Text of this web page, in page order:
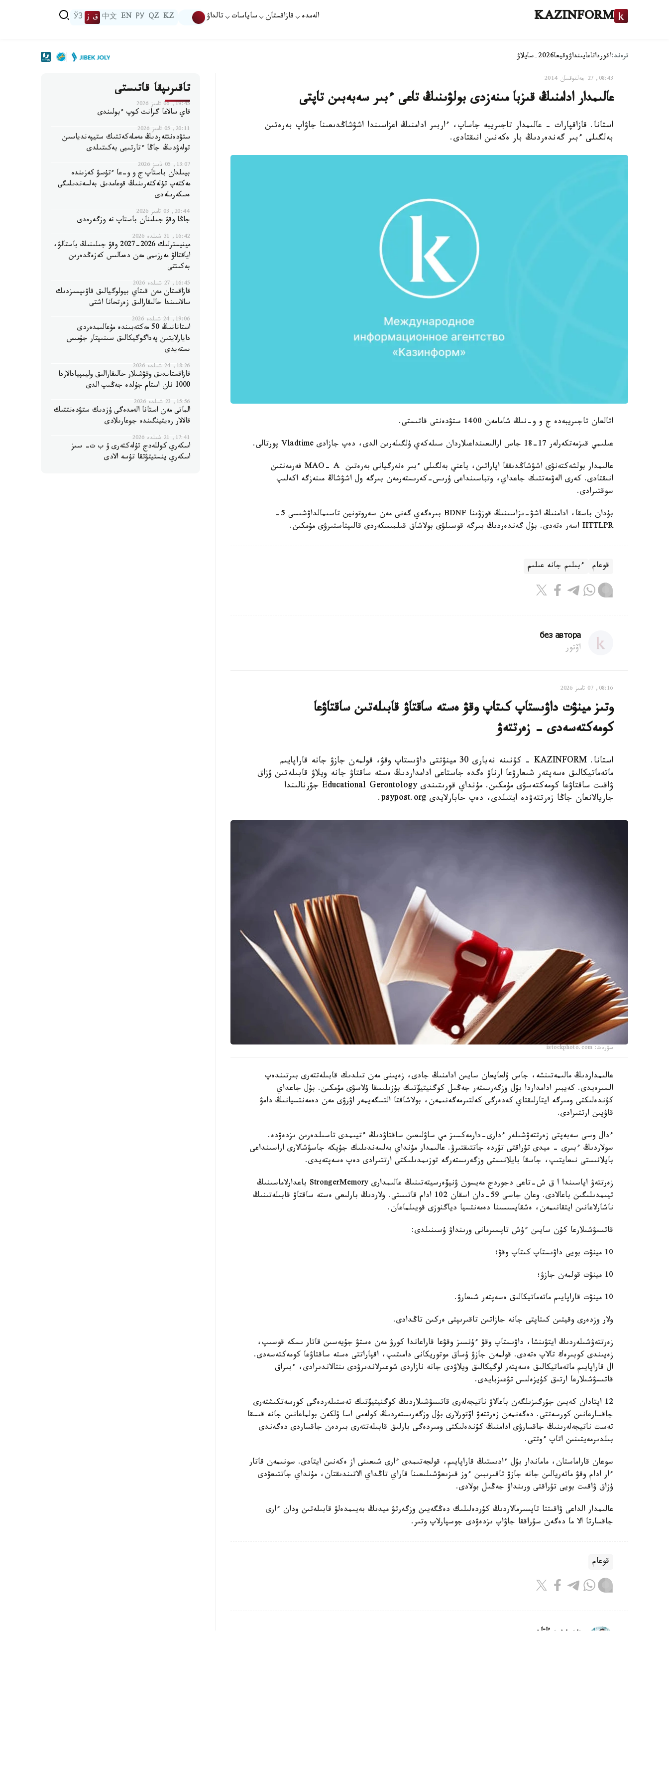
KAZINFORM الەمدە قازاقستان ساياسات تالداۋ KZ
QZ
РУ
EN
中文 ق ز ЎЗ
ترەند:اقورداتاعايىنداۋوقيعا2026-سايلاۋ
08:43, 27 جەلتوقسان 2014
عالىمدار ادامنىڭ قىزبا مىنەزدى بولۋىنىڭ تاعى ءبىر سەبەبىن تاپتى
استانا. قازاقپارات - عالىمدار تاجىريبە جاساپ، ءاربىر ادامنىڭ اعزاسىندا اشۋشاڭدىعىنا جاۋاپ بەرەتىن
بەلگىلى ءبىر گەندەردىڭ بار ەكەنىن انىقتادى.
اتالعان تاجىريبەدە ج و و-نىڭ شامامەن 1400 ستۋدەنتى قاتىستى.
عىلىمي قىزمەتكەرلەر 17-18 جاس ارالىعىنداعىلاردان سىلەكەي ۇلگىلەرىن الدى، دەپ جازادى Vladtime پورتالى.
عالىمدار بولشەكتەنۋى اشۋشاڭدىققا اپاراتىن، ياعني بەلگىلى ءبىر ەنەرگيانى بەرەتىن MAO- A فەرمەنتىن
انىقتادى. كەرى الەۋمەتتىك جاعداي، وتباسىنداعى ۇرىس-كەرىستەرمەن بىرگە ول اشۋشاڭ مىنەزگە اكەلىپ
سوقتىرادى.
بۇدان باسقا، ادامنىڭ اشۋ-ىزاسىنىڭ قوزۋىنا BDNF بىرەگەي گەنى مەن سەروتونين تاسىمالداۋشىسى 5-
HTTLPR اسەر ەتەدى. بۇل گەندەردىڭ بىرگە قوسىلۋى بولاشاق قىلمىسكەردى قالىپتاستىرۋى مۇمكىن.
قوعام ءبىلىم جانە عىلىم
без автора
اۆتور
08:16, 07 تامىز 2026
وتىز مينۋت داۋىستاپ كىتاپ وقۋ ەستە ساقتاۋ قابىلەتىن ساقتاۋعا
كومەكتەسەدى - زەرتتەۋ
استانا. KAZINFORM - كۇنىنە نەبارى 30 مينۋتتى داۋىستاپ وقۋ، قولمەن جازۋ جانە قاراپايىم
ماتەماتيكالىق ەسەپتەر شىعارۋعا ارناۋ ەگدە جاستاعى ادامداردىڭ ەستە ساقتاۋ جانە ويلاۋ قابىلەتىن ۇزاق
ۋاقىت ساقتاۋعا كومەكتەسۋى مۇمكىن. مۇنداي قورىتىندى Educational Gerontology جۋرنالىندا
جاريالانعان جاڭا زەرتتەۋدە ايتىلدى، دەپ حابارلايدى psypost.org.
سۋرەت: istockphoto.com
عالىمداردىڭ مالىمەتىنشە، جاس ۇلعايعان سايىن ادامنىڭ جادى، زەيىنى مەن تىلدىك قابىلەتتەرى بىرتىندەپ
السىرەيدى. كەيبىر ادامداردا بۇل وزگەرىستەر جەڭىل كوگنيتيۆتىك بۇزىلىسقا ۇلاسۋى مۇمكىن. بۇل جاعداي
كۇندەلىكتى ومىرگە ايتارلىقتاي كەدەرگى كەلتىرمەگەنىمەن، بولاشاقتا التسگەيمەر اۋرۋى مەن دەمەنتسيانىڭ دامۋ
قاۋپىن ارتتىرادى.
ءدال وسى سەبەپتى زەرتتەۋشىلەر ءدارى-دارمەكسىز مي ساۋلىعىن ساقتاۋدىڭ ءتيىمدى تاسىلدەرىن ىزدەۋدە.
سولاردىڭ ءبىرى - ميدى تۇراقتى تۇردە جاتتىقتىرۋ. عالىمدار مۇنداي بەلسەندىلىك جۇيكە جاسۋشالارى اراسىنداعى
بايلانىستى نىعايتىپ، جاسقا بايلانىستى وزگەرىستەرگە توزىمدىلىكتى ارتتىرادى دەپ ەسەپتەيدى.
زەرتتەۋ اياسىندا ا ق ش-تاعى دجوردج مەيسون ۋنيۆەرسيتەتىنىڭ عالىمدارى StrongerMemory باعدارلاماسىنىڭ
تيىمدىلىگىن باعالادى. وعان جاسى 59-دان اسقان 102 ادام قاتىستى. ولاردىڭ بارلىعى ەستە ساقتاۋ قابىلەتىنىڭ
ناشارلاعانىن ايتقانىمەن، ەشقايسىسىنا دەمەنتسيا دياگنوزى قويىلماعان.
قاتىسۋشىلارعا كۇن سايىن ءۇش تاپسىرمانى ورىنداۋ ۇسىنىلدى:
10 مينۋت بويى داۋىستاپ كىتاپ وقۋ؛
10 مينۋت قولمەن جازۋ؛
10 مينۋت قاراپايىم ماتەماتيكالىق ەسەپتەر شىعارۋ.
ولار وزدەرى وقيتىن كىتاپتى جانە جازاتىن تاقىرىپتى ەركىن تاڭدادى.
زەرتتەۋشىلەردىڭ ايتۋىنشا، داۋىستاپ وقۋ ءۇنسىز وقۋعا قاراعاندا كورۋ مەن ەستۋ جۇيەسىن قاتار ىسكە قوسىپ،
زەيىندى كوبىرەك تالاپ ەتەدى. قولمەن جازۋ ۇساق موتوريكانى دامىتىپ، اقپاراتتى ەستە ساقتاۋعا كومەكتەسەدى.
ال قاراپايىم ماتەماتيكالىق ەسەپتەر لوگيكالىق ويلاۋدى جانە نازاردى شوعىرلاندىرۋدى ىنتالاندىرادى، ءبىراق
قاتىسۋشىلارعا ارتىق كۇيزەلىس تۋعىزبايدى.
12 اپتادان كەيىن جۇرگىزىلگەن باعالاۋ ناتيجەلەرى قاتىسۋشىلاردىڭ كوگنيتيۆتىك تەستىلەردەگى كورسەتكىشتەرى
جاقسارعانىن كورسەتتى. دەگەنمەن زەرتتەۋ اۆتورلارى بۇل وزگەرىستەردىڭ كولەمى اسا ۇلكەن بولماعانىن جانە قىسقا
تەست ناتيجەلەرىنىڭ جاقسارۋى ادامنىڭ كۇندەلىكتى ومىردەگى بارلىق قابىلەتتەرى بىردەن جاقساردى دەگەندى
بىلدىرمەيتىنىن اتاپ ءوتتى.
سوعان قاراماستان، ماماندار بۇل ءادىستىڭ قاراپايىم، قولجەتىمدى ءارى شىعىنى از ەكەنىن ايتادى. سونىمەن قاتار
ءار ادام وقۋ ماتەريالىن جانە جازۋ تاقىرىبىن ءوز قىزىعۋشىلىعىنا قاراي تاڭداي الاتىندىقتان، مۇنداي جاتتىعۋدى
ۇزاق ۋاقىت بويى تۇراقتى ورىنداۋ جەڭىل بولادى.
عالىمدار الداعى ۋاقىتتا تاپسىرمالاردىڭ كۇردەلىلىك دەڭگەيىن وزگەرتۋ ميدىڭ بەيىمدەلۋ قابىلەتىن ودان ءارى
جاقسارتا الا ما دەگەن سۇراققا جاۋاپ ىزدەۋدى جوسپارلاپ وتىر.
قوعام
بەيسەن سۇلتان
تاقىرىپقا قاتىستى
19:45, 06 تامىز 2026
قاي سالاعا گرانت كوپ ءبولىندى
20:11, 05 تامىز 2026
ستۋدەنتتەردىڭ مەملەكەتتىك ستيپەندياسىن
تولەۋدىڭ جاڭا ءتارتىبى بەكىتىلدى
13:07, 05 تامىز 2026
بيىلدان باستاپ ج و و-عا ءتۇسۋ كەزىندە
مەكتەپ تۇلەكتەرىنىڭ قوعامدىق بەلسەندىلىگى
ەسكەرىلەدى
20:44, 03 تامىز 2026
جاڭا وقۋ جىلىنان باستاپ نە وزگەرەدى
16:42, 31 شىلدە 2026
مينيسترلىك 2026-2027 وقۋ جىلىنىڭ باستالۋ،
اياقتالۋ مەرزىمى مەن دەمالىس كەزەڭدەرىن
بەكىتتى
16:45, 27 شىلدە 2026
قازاقستان مەن قىتاي بيولوگيالىق قاۋىپسىزدىك
سالاسىندا حالىقارالىق زەرتحانا اشتى
19:06, 24 شىلدە 2026
استانانىڭ 50 مەكتەبىندە مۇعالىمدەردى
دايارلايتىن پەداگوگيكالىق سىنىپتار جۇمىس
ىستەيدى
18:26, 24 شىلدە 2026
قازاقستاندىق وقۋشىلار حالىقارالىق وليمپيادالاردا
1000 نان استام جۇلدە جەڭىپ الدى
15:56, 23 شىلدە 2026
الماتى مەن استانا الەمدەگى ۇزدىك ستۋدەنتتىك
قالالار رەيتينگىندە جوعارىلادى
17:41, 21 شىلدە 2026
اسكەري كوللەدج تۇلەكتەرى ۇ ب ت- سىز
اسكەري ينستيتۋتقا تۇسە الادى